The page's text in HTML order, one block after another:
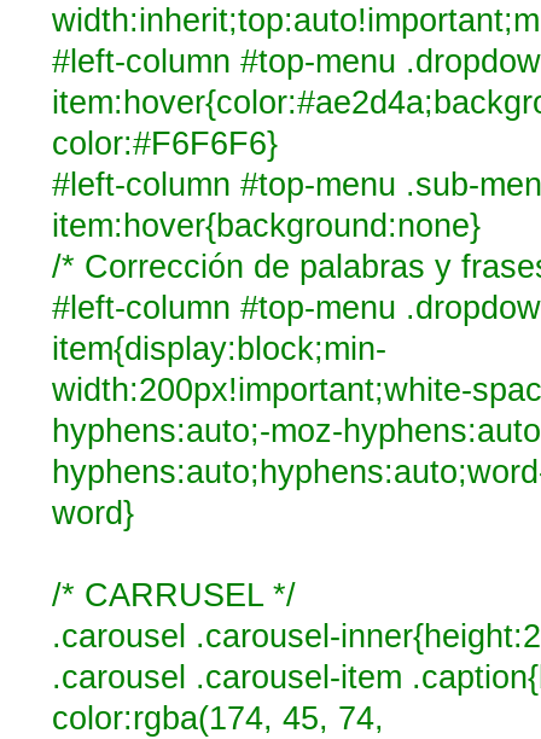
#left-column #top-menu
color:#F6F6F6}
#left-column #top-menu .sub-
item:hover{background:none}
/* Corrección de palabras y
#left-column #top-menu
item{display:block;min-
width:200px!important;white-
hyphens:auto;-moz-
word}
/* CARRUSEL */
.carousel .carousel-
.carousel .carousel-item
color:rgba(174, 45, 74,